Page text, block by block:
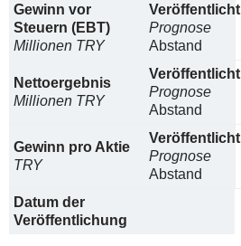
Gewinn vor
Steuern (EBT)
Millionen TRY
Veröffentlicht
Prognose
Abstand
Nettoergebnis
Millionen TRY
Veröffentlicht
Prognose
Abstand
Gewinn pro Aktie
TRY
Veröffentlicht
Prognose
Abstand
Datum der
Veröffentlichung